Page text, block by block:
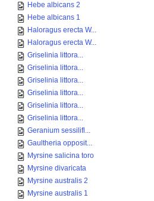
Hebe albicans 2
Hebe albicans 1
Haloragus erecta W...
Haloragus erecta W...
Griselinia littora...
Griselinia littora...
Griselinia littora...
Griselinia littora...
Griselinia littora...
Griselinia littora...
Geranium sessilifl...
Gaultheria opposit...
Myrsine salicina toro
Myrsine divaricata
Myrsine australis 2
Myrsine australis 1